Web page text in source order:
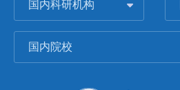
国内科研机构
国内院校